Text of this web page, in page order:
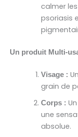
calmer
psoriasis
Un produit Multi-
Visage :
grain de
Corps :
une
absolue.